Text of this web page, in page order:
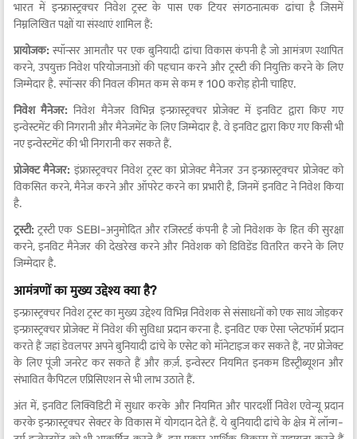
भारत में इन्फ्रास्ट्रक्चर निवेश ट्रस्ट के पास एक टियर संगठनात्मक ढांचा है जिसमें
निम्नलिखित पक्षों या संस्थाएं शामिल हैं:
प्रायोजक:स्पॉन्सर आमतौर पर एक बुनियादी ढांचा विकास कंपनी है जो आमंत्रण स्थापित
करने, उपयुक्त निवेश परियोजनाओं की पहचान करने और ट्रस्टी की नियुक्ति करने के लिए
जिम्मेदार है. स्पॉन्सर की निवल कीमत कम से कम ₹ 100 करोड़ होनी चाहिए.
निवेश मैनेजर:निवेश मैनेजर विभिन्न इन्फ्रास्ट्रक्चर प्रोजेक्ट में इनविट द्वारा किए गए
इन्वेस्टमेंट की निगरानी और मैनेजमेंट के लिए जिम्मेदार है. वे इनविट द्वारा किए गए किसी भी
नए इन्वेस्टमेंट की भी निगरानी कर सकते हैं.
प्रोजेक्ट मैनेजर: इंफ्रास्ट्रक्चर निवेश ट्रस्ट का प्रोजेक्ट मैनेजर उन इन्फ्रास्ट्रक्चर प्रोजेक्ट को
विकसित करने, मैनेज करने और ऑपरेट करने का प्रभारी है, जिनमें इनविट ने निवेश किया
है.
ट्रस्टी:ट्रस्टी एक SEBI-अनुमोदित और रजिस्टर्ड कंपनी है जो निवेशक के हित की सुरक्षा
करने, इनविट मैनेजर की देखरेख करने और निवेशक को डिविडेंड वितरित करने के लिए
जिम्मेदार है.
आमंत्रणों का मुख्य उद्देश्य क्या है?
इन्फ्रास्ट्रक्चर निवेश ट्रस्ट का मुख्य उद्देश्य विभिन्न निवेशक से संसाधनों को एक साथ जोड़कर
इन्फ्रास्ट्रक्चर प्रोजेक्ट में निवेश की सुविधा प्रदान करना है. इनविट एक ऐसा प्लेटफॉर्म प्रदान
करते हैं जहां डेवलपर अपने बुनियादी ढांचे के एसेट को मॉनेटाइज कर सकते हैं, नए प्रोजेक्ट
के लिए पूंजी जनरेट कर सकते हैं और क़र्ज़. इन्वेस्टर नियमित इनकम डिस्ट्रीब्यूशन और
संभावित कैपिटल एप्रिसिएशन से भी लाभ उठाते हैं.
अंत में, इनविट लिक्विडिटी में सुधार करके और नियमित और पारदर्शी निवेश एवेन्यू प्रदान
करके इन्फ्रास्ट्रक्चर सेक्टर के विकास में योगदान देते हैं. ये बुनियादी ढांचे के क्षेत्र में लॉन्ग-